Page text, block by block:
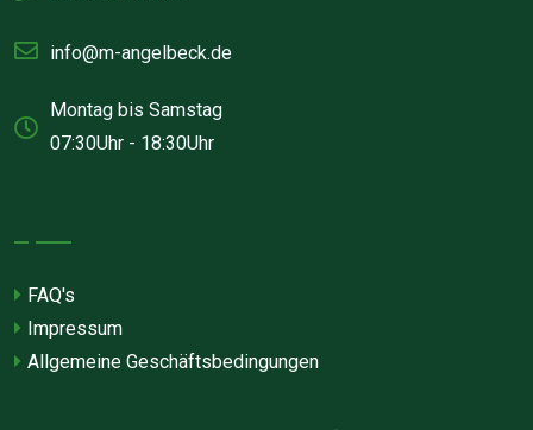
info@m-angelbeck.de
Montag bis Samstag
07:30Uhr - 18:30Uhr
FAQ's
Impressum
Allgemeine Geschäftsbedingungen